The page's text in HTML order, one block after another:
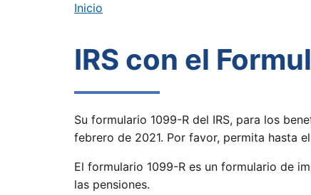
Inicio
IRS con el
Su formulario 1099-R del IRS, para los
febrero de 2021. Por favor, permita hasta
El formulario 1099-R es un formulario de
las pensiones.